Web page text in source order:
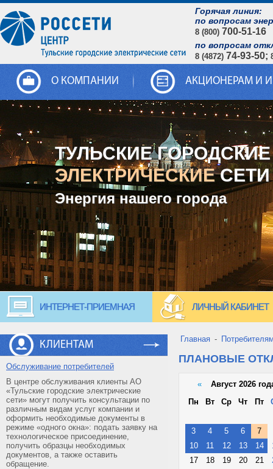
Горячая линия:
по вопросам
8 (800) 700-51-16
по вопросам
8 (4872) 74-93-50;
О КОМПАНИИ АКЦИОНЕРАМ И
ТУЛЬСКИЕ ГОРОДСКИЕ
ЭЛЕКТРИЧЕСКИЕСЕТИ
Энергия нашего города
ИНТЕРНЕТ-ПРИЕМНАЯ ЛИЧНЫЙ КАБИНЕТ
КЛИЕНТАМ
Обслуживание потребителей
В центре обслуживания клиенты АО
«Тульские городские электрические
сети» могут получить консультации по
различным видам услуг компании и
оформить необходимые документы в
режиме «одного окна»: подать заявку на
технологическое присоединение,
получить образцы необходимых
документов, а также оставить
обращение.
Главная -
ПЛАНОВЫЕ
«
Август 2026
Пн
Вт Ср Чт Пт
3 4 5 6
7
10
11 12 13 14
17
18 19 20 21